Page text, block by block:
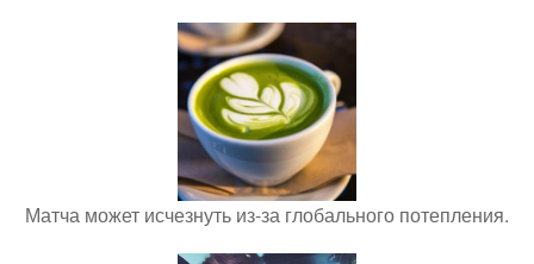
Матча может исчезнуть из-за глобального потепления.